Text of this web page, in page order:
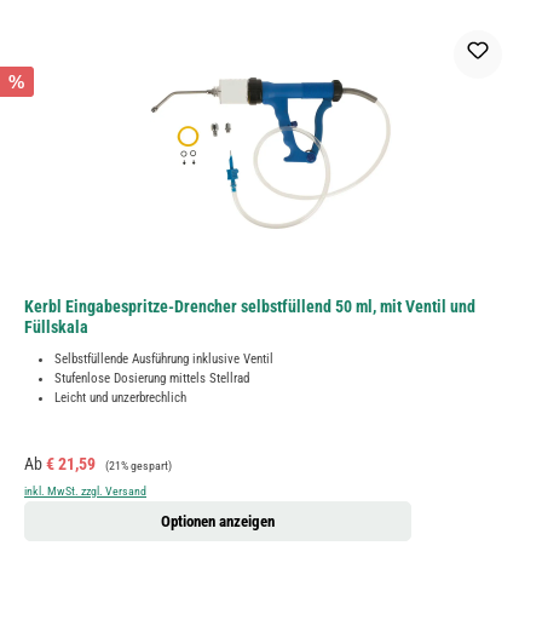
%
Kerbl Eingabespritze-Drencher selbstfüllend 50 ml, mit Ventil und
Füllskala
Selbstfüllende Ausführung inklusive Ventil
Stufenlose Dosierung mittels Stellrad
Leicht und unzerbrechlich
Verkaufspreis:
Ab€ 21,59 Regulärer Preis:
(21% gespart)
inkl. MwSt. zzgl. Versand
Optionen anzeigen